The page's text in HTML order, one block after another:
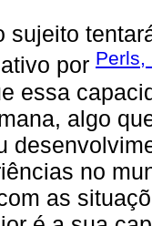
sujeito
por Perls,
essa
algo
no
as